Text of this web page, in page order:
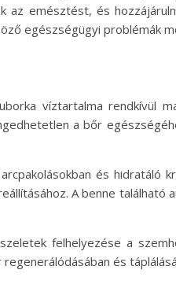
emésztést, és
egészségügyi problémák
víztartalma rendkívül
a bőr
és hidratáló
A benne található
felhelyezése a
és